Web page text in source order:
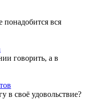
понадобится вся
говорить, а в
в своё удовольствие?